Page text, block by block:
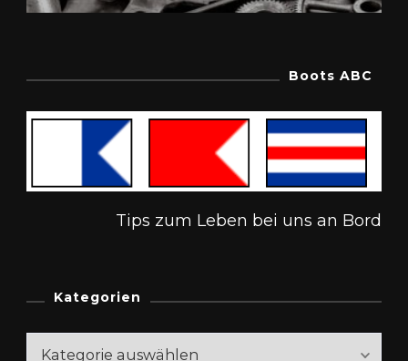
Boots ABC
Tips zum Leben bei uns an Bord
Kategorien
Kategorien